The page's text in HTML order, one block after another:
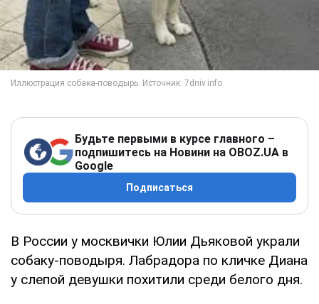
Будьте первыми в курсе главного –
подпишитесь на Новини на OBOZ.UA в
Google
Подписаться
В России у москвички Юлии Дьяковой украли
собаку-поводыря. Лабрадора по кличке Диана
у слепой девушки похитили среди белого дня.